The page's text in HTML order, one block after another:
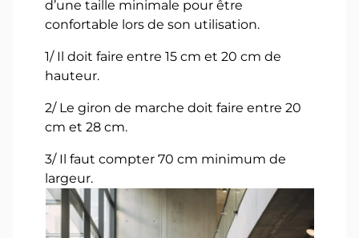
d’une taille minimale pour être
confortable lors de son utilisation.
1/ Il doit faire entre 15 cm et 20 cm de
hauteur.
2/ Le giron de marche doit faire entre 20
cm et 28 cm.
3/ Il faut compter 70 cm minimum de
largeur.